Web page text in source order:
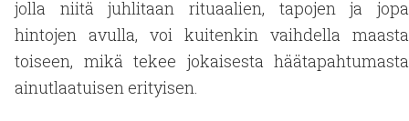
jolla niitä juhlitaan rituaalien, tapojen ja jopa
hintojen avulla, voi kuitenkin vaihdella maasta
toiseen, mikä tekee jokaisesta häätapahtumasta
ainutlaatuisen erityisen.